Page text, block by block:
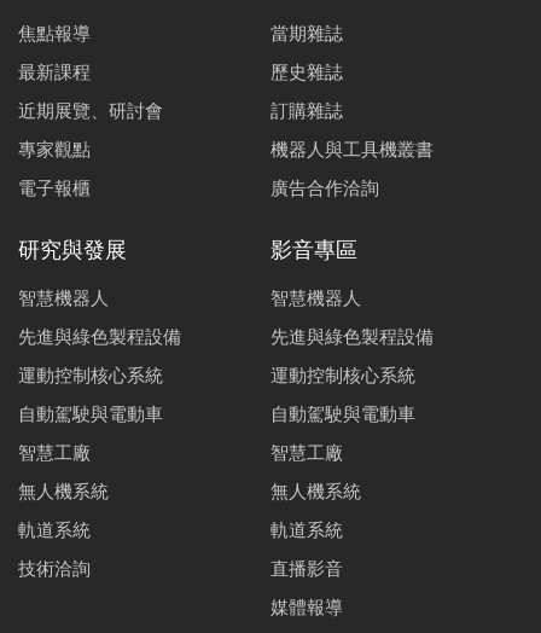
焦點報導
最新課程
近期展覽、研討會
專家觀點
電子報櫃
當期雜誌
歷史雜誌
訂購雜誌
機器人與工具機叢書
廣告合作洽詢
研究與發展
智慧機器人
先進與綠色製程設備
運動控制核心系統
自動駕駛與電動車
智慧工廠
無人機系統
軌道系統
技術洽詢
影音專區
智慧機器人
先進與綠色製程設備
運動控制核心系統
自動駕駛與電動車
智慧工廠
無人機系統
軌道系統
直播影音
媒體報導